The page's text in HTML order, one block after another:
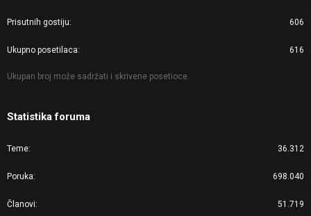
Prisutnih gostiju 606
Ukupno posetilaca 616
Ukupan broj može sadržati i skrivene posetioce.
Statistika foruma
Teme 36.312
Poruka 698.040
Članovi 51.719